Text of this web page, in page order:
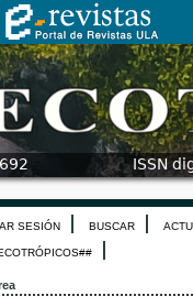
SESIÓN BUSCAR